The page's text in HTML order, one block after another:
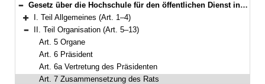
Bereich reduzieren
Gesetz über die Hochschule für den öffentlichen Dienst in Bayern (HföD-Gesetz – HföDG) in der Fassung der Bekanntmachung vom 9. Oktober 2003 (GVBl. S. 818) BayRS 2030-1-3-F (Art. 1–25)
Bereich erweitern
I. Teil Allgemeines (Art. 1–4)
Bereich reduzieren
II. Teil Organisation (Art. 5–13)
Art. 5 Organe
Art. 6 Präsident
Art. 6a Vertretung des Präsidenten
Art. 7 Zusammensetzung des Rats